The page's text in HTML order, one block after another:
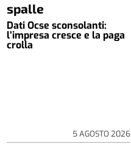
spalle
Dati Ocse sconsolanti:
l’impresa cresce e la paga
crolla
5 AGOSTO 2026